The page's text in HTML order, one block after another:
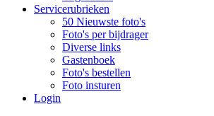
Servicerubrieken
50 Nieuwste foto's
Foto's per bijdrager
Diverse links
Gastenboek
Foto's bestellen
Foto insturen
Login